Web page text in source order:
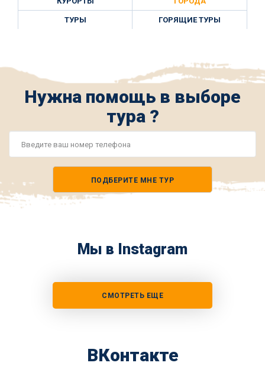
ТУРЫ ГОРЯЩИЕ ТУРЫ
Нужна помощь в выборе
тура ?
ПОДБЕРИТЕ МНЕ ТУР
Мы в Instagram
СМОТРЕТЬ ЕЩЕ
ВКонтакте